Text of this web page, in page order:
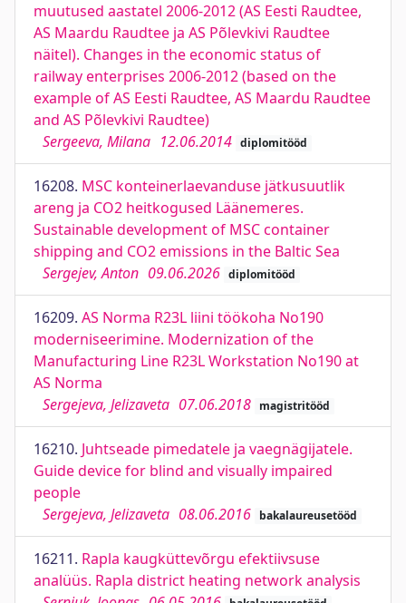
muutused aastatel 2006-2012 (AS Eesti Raudtee,
AS Maardu Raudtee ja AS Põlevkivi Raudtee
näitel). Changes in the economic status of
railway enterprises 2006-2012 (based on the
example of AS Eesti Raudtee, AS Maardu Raudtee
and AS Põlevkivi Raudtee)
Sergeeva, Milana 12.06.2014 diplomitööd
16208. MSC konteinerlaevanduse jätkusuutlik
areng ja CO2 heitkogused Läänemeres.
Sustainable development of MSC container
shipping and CO2 emissions in the Baltic Sea
Sergejev, Anton 09.06.2026 diplomitööd
16209. AS Norma R23L liini töökoha No190
moderniseerimine. Modernization of the
Manufacturing Line R23L Workstation No190 at
AS Norma
Sergejeva, Jelizaveta 07.06.2018 magistritööd
16210. Juhtseade pimedatele ja vaegnägijatele.
Guide device for blind and visually impaired
people
Sergejeva, Jelizaveta 08.06.2016 bakalaureusetööd
16211. Rapla kaugküttevõrgu efektiivsuse
analüüs. Rapla district heating network analysis